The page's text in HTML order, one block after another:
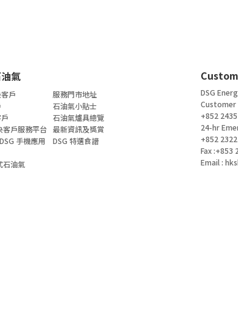
氣
戶
客戶服務平台
手機應用
石油氣
服務門市地址
石油氣小貼士
石油氣爐具總覽
最新資訊及獎賞
DSG 特選食譜
DSG
Customer
+852
24-hr
+852
Fax :+853
Email :